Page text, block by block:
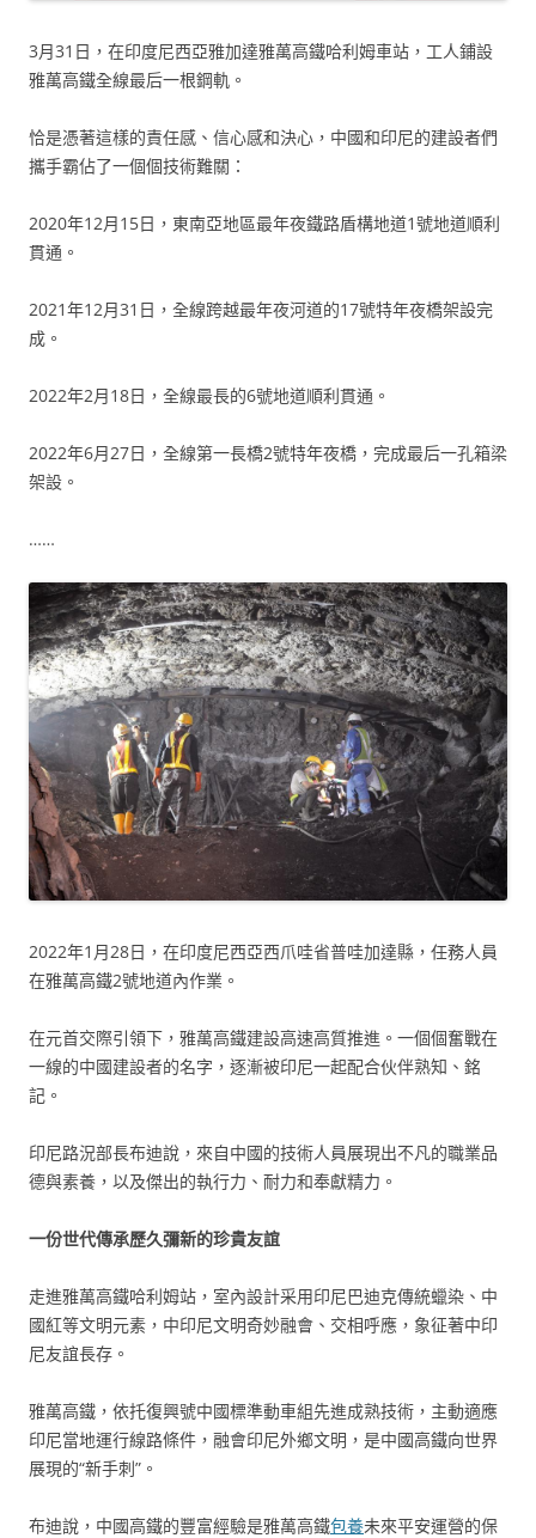
3月31日，在印度尼西亞雅加達雅萬高鐵哈利姆車站，工人鋪設
雅萬高鐵全線最后一根鋼軌。
恰是憑著這樣的責任感、信心感和決心，中國和印尼的建設者們
攜手霸佔了一個個技術難關：
2020年12月15日，東南亞地區最年夜鐵路盾構地道1號地道順利
貫通。
2021年12月31日，全線跨越最年夜河道的17號特年夜橋架設完
成。
2022年2月18日，全線最長的6號地道順利貫通。
2022年6月27日，全線第一長橋2號特年夜橋，完成最后一孔箱梁
架設。
……
2022年1月28日，在印度尼西亞西爪哇省普哇加達縣，任務人員
在雅萬高鐵2號地道內作業。
在元首交際引領下，雅萬高鐵建設高速高質推進。一個個奮戰在
一線的中國建設者的名字，逐漸被印尼一起配合伙伴熟知、銘
記。
印尼路況部長布迪說，來自中國的技術人員展現出不凡的職業品
德與素養，以及傑出的執行力、耐力和奉獻精力。
一份世代傳承歷久彌新的珍貴友誼
走進雅萬高鐵哈利姆站，室內設計采用印尼巴迪克傳統蠟染、中
國紅等文明元素，中印尼文明奇妙融會、交相呼應，象征著中印
尼友誼長存。
雅萬高鐵，依托復興號中國標準動車組先進成熟技術，主動適應
印尼當地運行線路條件，融會印尼外鄉文明，是中國高鐵向世界
展現的“新手刺”。
布迪說，中國高鐵的豐富經驗是雅萬高鐵包養未來平安運營的保